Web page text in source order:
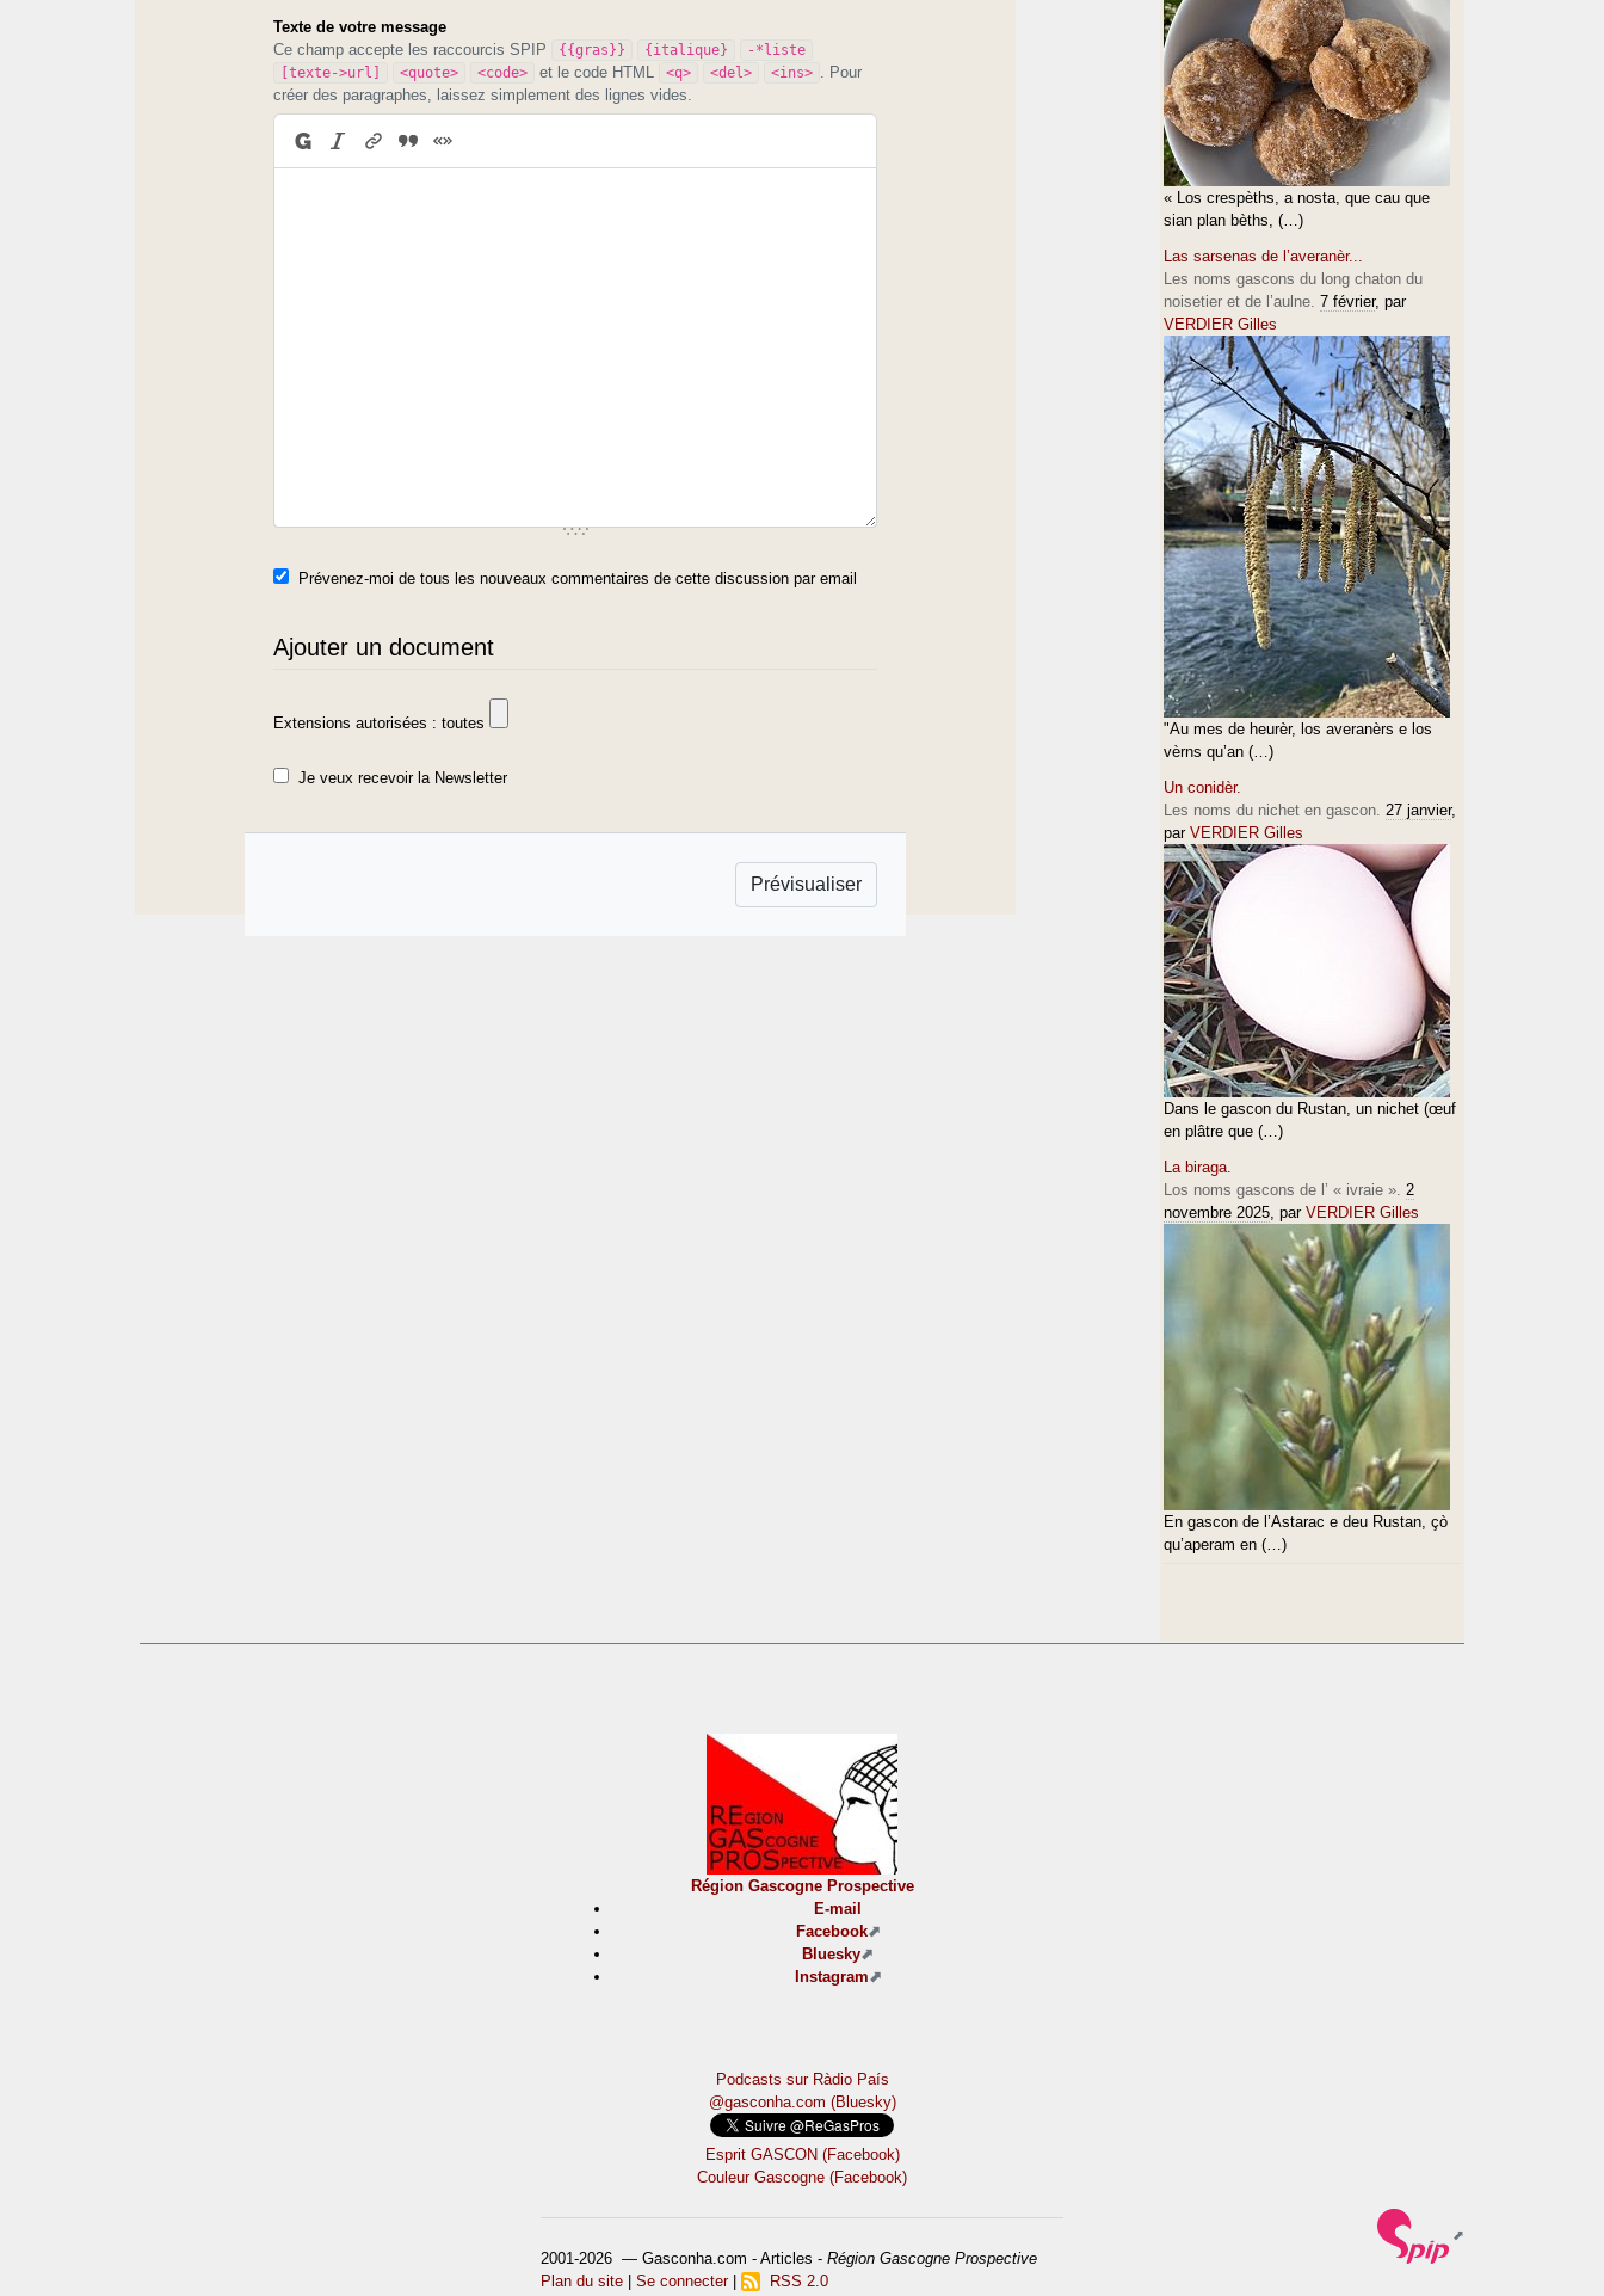
Texte de votre message
Ce champ accepte les raccourcis SPIP
{{gras}} {italique}
-*liste
[texte->url]
<quote> <code> et le code HTML <q> <del> <ins>
. Pour
créer des paragraphes, laissez simplement des lignes vides.
Prévenez-moi de tous les nouveaux commentaires de cette discussion par email
Ajouter un document
Extensions autorisées : toutes
Je veux recevoir la Newsletter
« Los crespèths, a nosta, que cau que
sian plan bèths, (…)
Las sarsenas de l’averanèr...
Les noms gascons du long chaton du
noisetier et de l’aulne. 7 février, par
VERDIER Gilles
"Au mes de heurèr, los averanèrs e los
vèrns qu’an (…)
Un conidèr.
Les noms du nichet en gascon. 27 janvier,
par VERDIER Gilles
Dans le gascon du Rustan, un nichet (œuf
en plâtre que (…)
La biraga.
Los noms gascons de l’ « ivraie ». 2
novembre 2025, par VERDIER Gilles
En gascon de l’Astarac e deu Rustan, çò
qu’aperam en (…)
Région Gascogne Prospective
E-mail
Facebook
Bluesky
Instagram
Podcasts sur Ràdio País
@gasconha.com (Bluesky)
Esprit GASCON (Facebook)
Couleur Gascogne (Facebook)
2001-2026 — Gasconha.com - Articles - Région Gascogne Prospective
Plan du site
Se connecter| RSS 2.0